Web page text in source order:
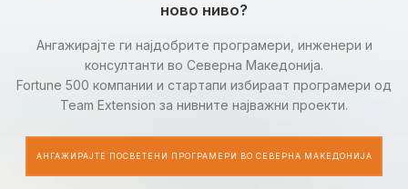
ново ниво?
Ангажирајте ги најдобрите програмери, инженери и
консултанти во Северна Македонија.
Fortune 500 компании и стартапи избираат програмери од
Team Extension за нивните најважни проекти.
АНГАЖИРАЈТЕ ПОСВЕТЕНИ ПРОГРАМЕРИ ВО СЕВЕРНА МАКЕДОНИЈА